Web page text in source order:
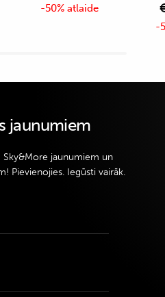
-50% atlaide
-
jaunumiem
Sky&More jaunumiem un
Pievienojies. Iegūsti vairāk.